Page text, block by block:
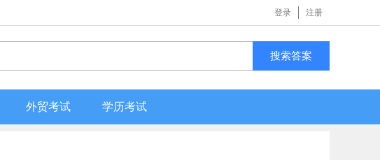
登录 注册
搜索答案
外贸考试 学历考试